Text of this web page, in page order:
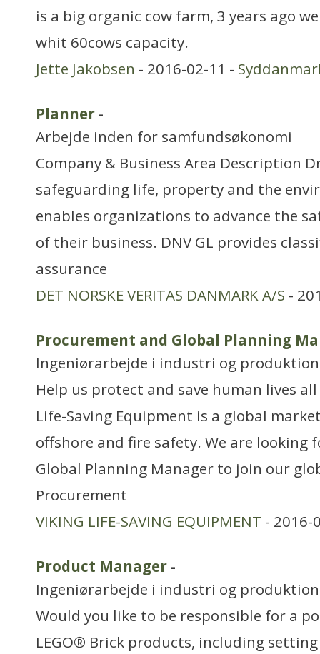
is a big organic cow farm, 3 years ago
whit 60cows capacity.
Jette Jakobsen - 2016-02-11 -
Planner -
Arbejde inden for samfundsøkonomi
Company & Business Area Description
safeguarding life, property and the
enables organizations to advance the
of their business. DNV GL provides
assurance
DET NORSKE VERITAS DANMARK A/S -
Procurement and Global Planning
Ingeniørarbejde i industri og produktion
Help us protect and save human lives
Life-Saving Equipment is a global
offshore and fire safety. We are looking
Global Planning Manager to join our
Procurement
VIKING LIFE-SAVING EQUIPMENT - 2016-
Product Manager -
Ingeniørarbejde i industri og produktion
Would you like to be responsible for a
LEGO® Brick products, including